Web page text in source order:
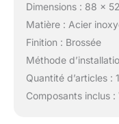
Dimensions : 88 x
Matière : Acier
Finition : Brossée
Méthode
Quantité d’articles : 1
Composants inclus